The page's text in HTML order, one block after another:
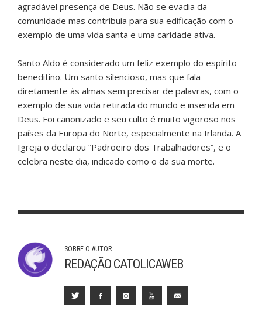
agradável presença de Deus. Não se evadia da
comunidade mas contribuía para sua edificação com o
exemplo de uma vida santa e uma caridade ativa.
Santo Aldo é considerado um feliz exemplo do espírito
beneditino. Um santo silencioso, mas que fala
diretamente às almas sem precisar de palavras, com o
exemplo de sua vida retirada do mundo e inserida em
Deus. Foi canonizado e seu culto é muito vigoroso nos
países da Europa do Norte, especialmente na Irlanda. A
Igreja o declarou “Padroeiro dos Trabalhadores”, e o
celebra neste dia, indicado como o da sua morte.
SOBRE O AUTOR
REDAÇÃO CATOLICAWEB